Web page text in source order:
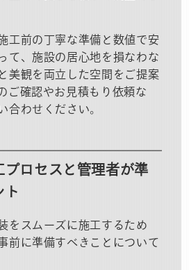
工前の丁寧な準備と数値で安
て、施設の居心地を損なわな
美観を両立した空間をご提案
ご確認やお見積もり依頼な
合わせください。
プロセスと管理者が準
ト
をスムーズに施工するため
前に準備すべきことについて